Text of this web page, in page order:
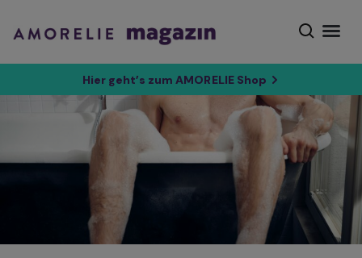
Hier geht’s zum AMORELIE Shop